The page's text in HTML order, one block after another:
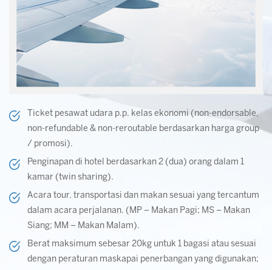
Ticket pesawat udara p.p. kelas ekonomi (non-endorsable,
non-refundable & non-reroutable berdasarkan harga group
/ promosi).
Penginapan di hotel berdasarkan 2 (dua) orang dalam 1
kamar (twin sharing).
Acara tour, transportasi dan makan sesuai yang tercantum
dalam acara perjalanan. (MP – Makan Pagi; MS – Makan
Siang; MM – Makan Malam).
Berat maksimum sebesar 20kg untuk 1 bagasi atau sesuai
dengan peraturan maskapai penerbangan yang digunakan;